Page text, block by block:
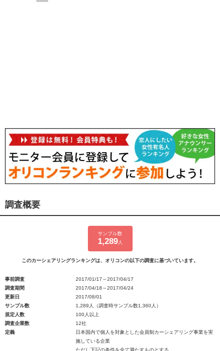
調査概要
サンプル数
1,289人
このカーシェアリングランキングは、オリコンの以下の調査に基づいています。
事前調査
2017/01/17～2017/04/17
調査期間
2017/04/18～2017/04/24
更新日
2017/08/01
サンプル数
1,289人（調査時サンプル数1,360人）
規定人数
100人以上
調査企業数
12社
定義
日本国内で個人を対象とした会員制カーシェアリング事業を実
施している企業
ただし下記の条件を全て満たすものとする